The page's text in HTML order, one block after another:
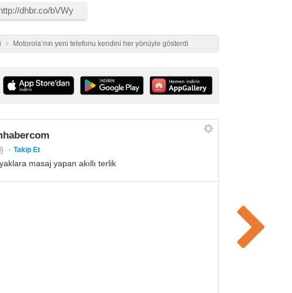
Motorola’nın yeni telefonu kendini her yönüyle gösterdi
Takip Et
masaj yapan akıllı terlik